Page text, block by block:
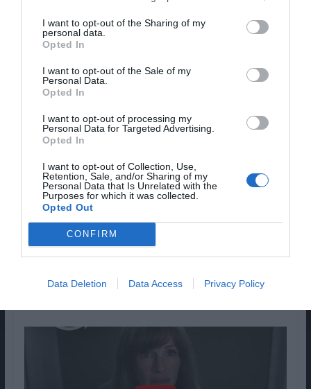
I want to opt-out of the Sharing of my
personal data.
Opted In
I want to opt-out of the Sale of my
Personal Data.
Opted In
I want to opt-out of processing my
Personal Data for Targeted Advertising.
Opted In
I want to opt-out of Collection, Use,
Retention, Sale, and/or Sharing of my
Personal Data that Is Unrelated with the
Purposes for which it was collected.
Opted Out
CONFIRM
Data Deletion Data Access Privacy Policy
enquanto referência criativa nos próximos anos,
reforçando que Julia Roberts deve procurar sair
da sua zona de conforto e que a Amazon (a casa
de “The Marvelous Mrs. Maisel” que prepara
novas adaptações de “Utopia
TRAILER| “HOMECOMING”